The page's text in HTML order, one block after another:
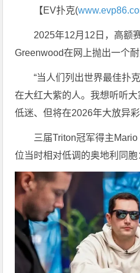
【EV扑克(
2025年12月12日，高额
Greenwood在网上抛出一个耐
“当人们列出世界最佳扑
在大红大紫的人。我想听听
低迷、但将在2026年大放异
三届Triton冠军得主
位当时相对低调的奥地利同胞